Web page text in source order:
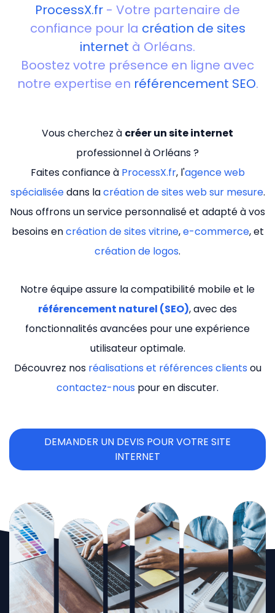
ProcessX.fr - Votre partenaire de
confiance pour la création de sites
internet à Orléans.
Boostez votre présence en ligne avec
notre expertise en référencement SEO.
Vous cherchez à créer un site internet
professionnel à Orléans ?
Faites confiance à ProcessX.fr, l'agence web
spécialiséedans lacréation de sites web sur mesure.
Nous offrons un service personnalisé et adapté à vos
besoins encréation de sites vitrine,e-commerce, et
création de logos.
Notre équipe assure la compatibilité mobile et le
référencement naturel (SEO), avec des
fonctionnalités avancées pour une expérience
utilisateur optimale.
Découvrez nos réalisations et références clients ou
contactez-nous pour en discuter.
DEMANDER UN DEVIS POUR VOTRE SITE
INTERNET